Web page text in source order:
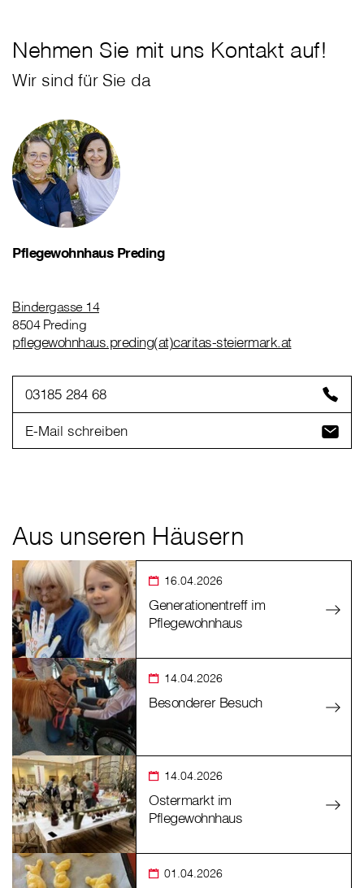
Nehmen Sie mit uns Kontakt auf!
Wir sind für Sie da
Pflegewohnhaus Preding
Bindergasse 14
8504 Preding
pflegewohnhaus.preding(at)caritas-steiermark.at
03185 284 68
E-Mail schreiben
Aus unseren Häusern
16.04.2026
Generationentreff im
Pflegewohnhaus
14.04.2026
Besonderer Besuch
14.04.2026
Ostermarkt im
Pflegewohnhaus
01.04.2026